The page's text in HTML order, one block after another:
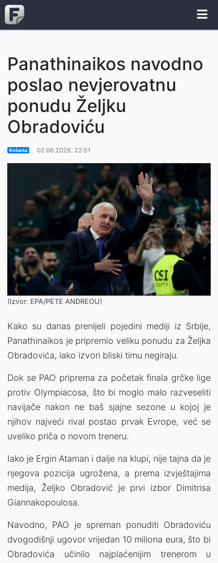
Panathinaikos navodno
poslao nevjerovatnu
ponudu Željku
Obradoviću
Košarka 02.06.2026. 22:51
(Izvor: EPA/PETE ANDREOU)
Kako su danas prenijeli pojedini mediji iz Srbije,
Panathinaikos je pripremio veliku ponudu za Željka
Obradovića, iako izvori bliski timu negiraju.
Dok se PAO priprema za početak finala grčke lige
protiv Olympiacosa, što bi moglo malo razveseliti
navijače nakon ne baš sjajne sezone u kojoj je
njihov najveći rival postao prvak Evrope, već se
uveliko priča o novom treneru.
Iako je Ergin Ataman i dalje na klupi, nije tajna da je
njegova pozicija ugrožena, a prema izvještajima
medija, Željko Obradović je prvi izbor Dimitrisa
Giannakopoulosa.
Navodno, PAO je spreman ponuditi Obradoviću
dvogodišnji ugovor vrijedan 10 miliona eura, što bi
Obradovića učinilo najplaćenijim trenerom u